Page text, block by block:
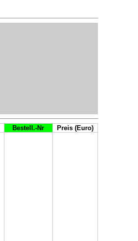
Bestell.-Nr Preis (Euro)